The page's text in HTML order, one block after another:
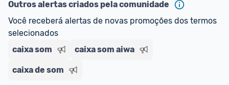
Outros alertas criados pela comunidade
Você receberá alertas de novas promoções dos termos
selecionados
caixa som
caixa som aiwa
caixa de som